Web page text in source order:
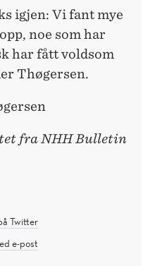
igjen: Vi fant mye
noe som har
har fått voldsom
Thøgersen.
fra NHH Bulletin
Twitter
e-post